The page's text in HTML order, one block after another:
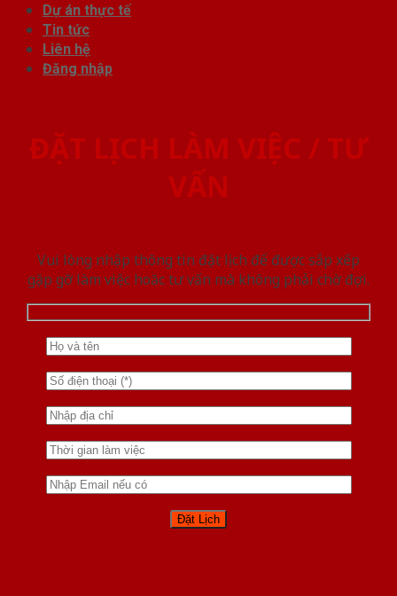
Dự án thực tế
Tin tức
Liên hệ
Đăng nhập
ĐẶT LỊCH LÀM VIỆC / TƯ
VẤN
Vui lòng nhập thông tin đặt lịch để được sắp xếp
gặp gỡ làm việc hoăc tư vấn mà không phải chờ đợi.